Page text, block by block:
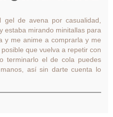
de avena por casualidad,
estaba mirando minitallas para
y me anime a comprarla y me
que vuelva a repetir con
terminarlo el de cola puedes
así sin darte cuenta lo